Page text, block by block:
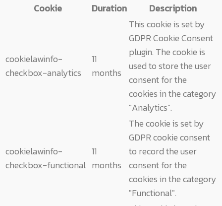
Cookie
Duration Description
cookielawinfo-
checkbox-analytics
11
months
This cookie is set by
GDPR Cookie Consent
plugin. The cookie is
used to store the user
consent for the
cookies in the category
"Analytics".
cookielawinfo-
checkbox-functional
11
months
The cookie is set by
GDPR cookie consent
to record the user
consent for the
cookies in the category
"Functional".